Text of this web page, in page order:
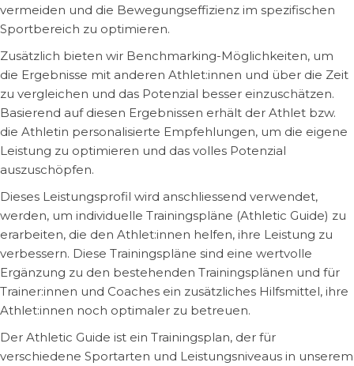
vermeiden und die Bewegungseffizienz im spezifischen
Sportbereich zu optimieren.
Zusätzlich bieten wir Benchmarking-Möglichkeiten, um
die Ergebnisse mit anderen Athlet:innen und über die Zeit
zu vergleichen und das Potenzial besser einzuschätzen.
Basierend auf diesen Ergebnissen erhält der Athlet bzw.
die Athletin personalisierte Empfehlungen, um die eigene
Leistung zu optimieren und das volles Potenzial
auszuschöpfen.
Dieses Leistungsprofil wird anschliessend verwendet,
werden, um individuelle Trainingspläne (Athletic Guide) zu
erarbeiten, die den Athlet:innen helfen, ihre Leistung zu
verbessern. Diese Trainingspläne sind eine wertvolle
Ergänzung zu den bestehenden Trainingsplänen und für
Trainer:innen und Coaches ein zusätzliches Hilfsmittel, ihre
Athlet:innen noch optimaler zu betreuen.
Der Athletic Guide ist ein Trainingsplan, der für
verschiedene Sportarten und Leistungsniveaus in unserem